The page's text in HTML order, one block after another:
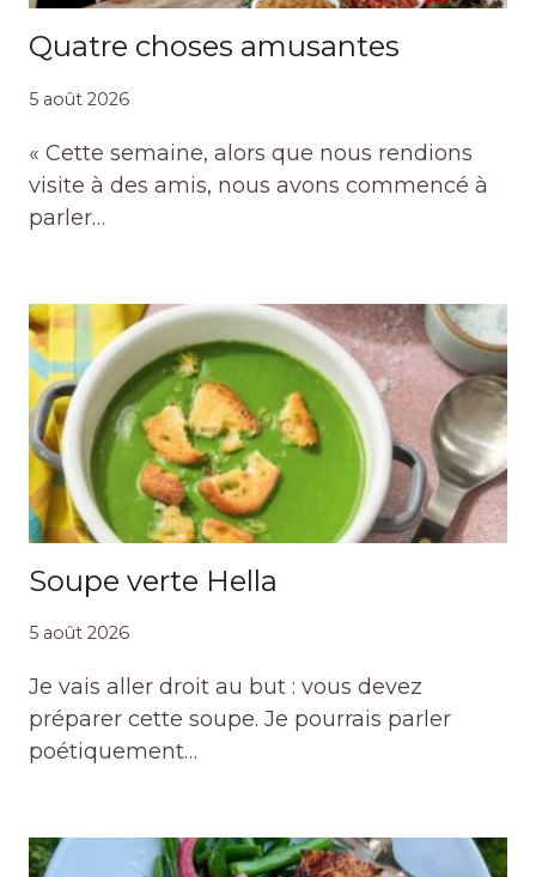
Quatre choses amusantes
5 août 2026
« Cette semaine, alors que nous rendions
visite à des amis, nous avons commencé à
parler…
Soupe verte Hella
5 août 2026
Je vais aller droit au but : vous devez
préparer cette soupe. Je pourrais parler
poétiquement…